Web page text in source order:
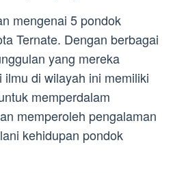
mengenai 5 pondok
Ternate. Dengan berbagai
yang mereka
di wilayah ini memiliki
memperdalam
memperoleh pengalaman
kehidupan pondok